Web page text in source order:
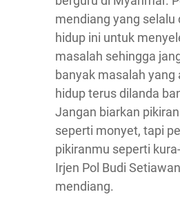
mendiang yang selalu
hidup ini untuk
masalah sehingga
banyak masalah yang
hidup terus dilanda
Jangan biarkan
seperti monyet, tapi
pikiranmu seperti
Irjen Pol Budi
mendiang.